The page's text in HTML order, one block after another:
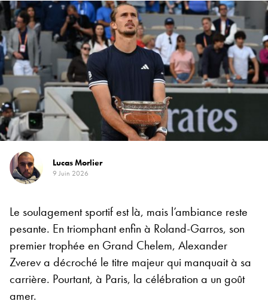
Lucas Morlier
9 Juin 2026
Le soulagement sportif est là, mais l’ambiance reste
pesante. En triomphant enfin à Roland-Garros, son
premier trophée en Grand Chelem, Alexander
Zverev a décroché le titre majeur qui manquait à sa
carrière. Pourtant, à Paris, la célébration a un goût
amer.